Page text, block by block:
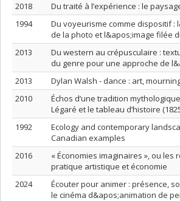
2018
Du traité à l’expérience : le
1994
Du voyeurisme comme dispositif :
de la photo et l&apos;image filée
2013
Du western au crépusculaire :
du genre pour une approche de
2013
Dylan Walsh - dance : art,
2010
Échos d’une tradition
Légaré et le tableau d’histoire
1992
Ecology and contemporary
Canadian examples
2016
« Économies imaginaires », ou les
pratique artistique et économie
2024
Écouter pour animer : présence,
le cinéma d&apos;animation de